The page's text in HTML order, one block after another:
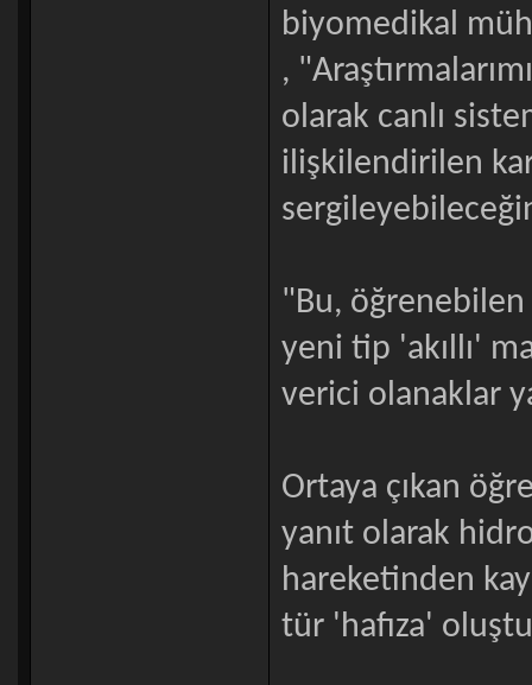
biyomedikal
,
olarak canlı
ilişkilendirilen
"Bu,
yeni tip 'akıllı'
verici olanaklar
Ortaya çıkan
yanıt olarak
hareketinden
tür 'hafıza'